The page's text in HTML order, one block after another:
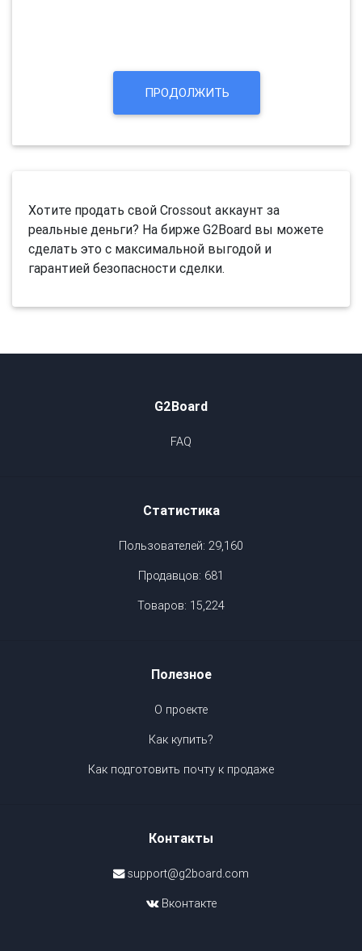
Хотите продать свой Crossout аккаунт за
реальные деньги? На бирже G2Board вы можете
сделать это с максимальной выгодой и
гарантией безопасности сделки.
G2Board
FAQ
Статистика
Пользователей: 29,160
Продавцов: 681
Товаров: 15,224
Полезное
О проекте
Как купить?
Как подготовить почту к продаже
Контакты
support@g2board.com
Вконтакте